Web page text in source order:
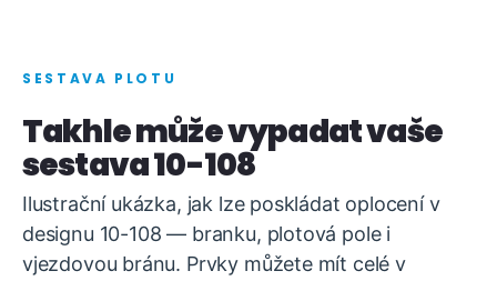
SESTAVA PLOTU
Takhle může vypadat vaše
sestava 10-108
Ilustrační ukázka, jak lze poskládat oplocení v
designu 10-108 — branku, plotová pole i
vjezdovou bránu. Prvky můžete mít celé v